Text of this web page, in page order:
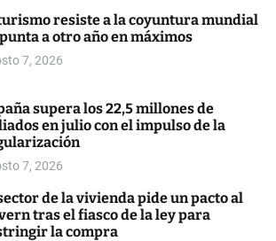
ff
l
u t
c
o
r
r
resiste a la coyuntura mundial
a otro año en máximos
7, 2026
supera los 22,5 millones de
en julio con el impulso de la
7, 2026
de la vivienda pide un pacto al
tras el fiasco de la ley para
la compra